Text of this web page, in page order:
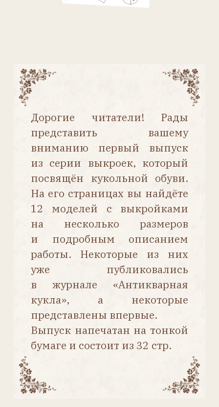
в журнале «Антикварная
БОТИНОЧКИ И ТУФЛИ ИЗ ТКАНИ
БОТИНОЧКИ «ОКСФОРД»
ВЫСОКИЕ БОТИНОЧКИ
САПОЖКИ НА ПУГОВКАХ
ГЕТРЫ В СТИЛЕ 1920-Х ГОДОВ
САПОЖКИ С АППЛИКАЦИЕЙ
ИНСТРУМЕНТЫ И МАТЕРИАЛЫ
НОСОЧКИ
ТУФЛИ НА ЗАВЯЗКАХ
ВЫШИТЫЕ ТУФЛИ ДЛЯ «МОДНОЙ»
САНДАЛИИ С ПРЯЖКАМИ
ТУФЛИ И НОСКИ ДЛЯ
Содержание